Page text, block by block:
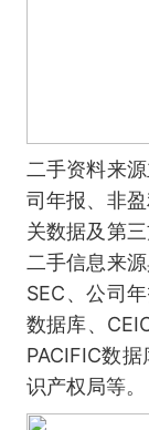
二手资料来
司年报、非
关数据及第
二手信息来
SEC、公司
数据库、
PACIFIC数
识产权局等。